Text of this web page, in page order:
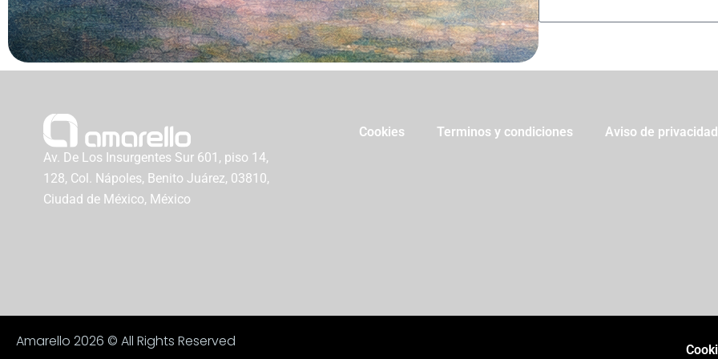
Av. De Los Insurgentes Sur 601, piso 14,
128, Col. Nápoles, Benito Juárez, 03810,
Ciudad de México, México
Cookies Terminos y condiciones Aviso de privacidad
Amarello 2026 © All Rights Reserved